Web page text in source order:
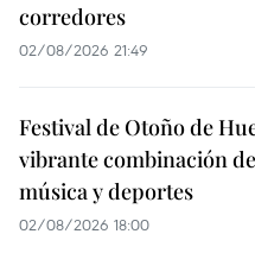
corredores
02/08/2026 21:49
Festival de Otoño de
vibrante combinación
música y deportes
02/08/2026 18:00